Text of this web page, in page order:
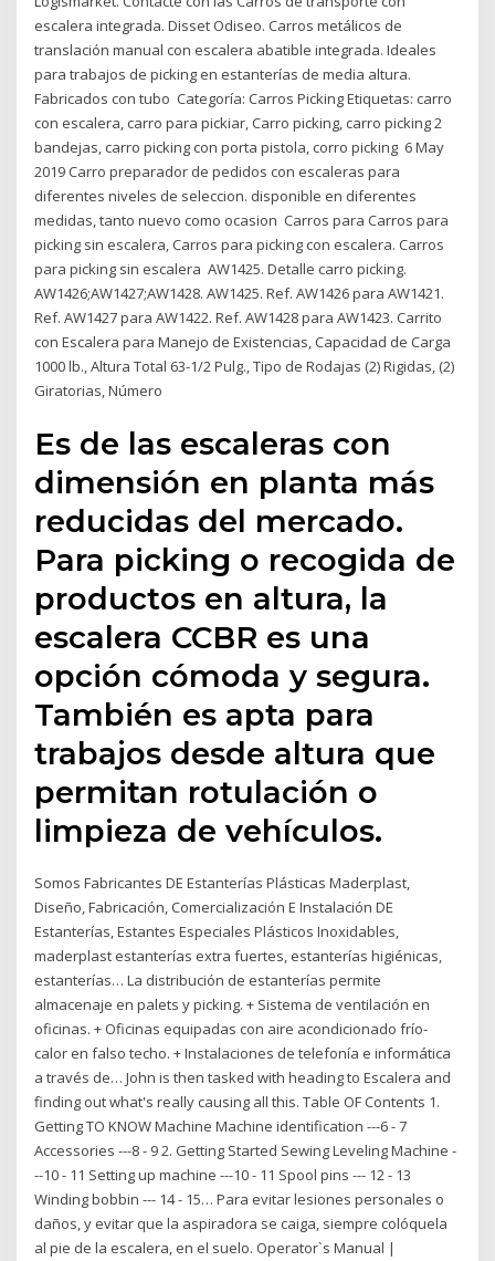
escalera integrada. Disset Odiseo. Carros metálicos de
translación manual con escalera abatible integrada. Ideales
para trabajos de picking en estanterías de media altura.
Fabricados con tubo Categoría: Carros Picking Etiquetas: carro
con escalera, carro para pickiar, Carro picking, carro picking 2
bandejas, carro picking con porta pistola, corro picking 6 May
2019 Carro preparador de pedidos con escaleras para
diferentes niveles de seleccion. disponible en diferentes
medidas, tanto nuevo como ocasion Carros para Carros para
picking sin escalera, Carros para picking con escalera. Carros
para picking sin escalera AW1425. Detalle carro picking.
AW1426;AW1427;AW1428. AW1425. Ref. AW1426 para AW1421.
Ref. AW1427 para AW1422. Ref. AW1428 para AW1423. Carrito
con Escalera para Manejo de Existencias, Capacidad de Carga
1000 lb., Altura Total 63-1/2 Pulg., Tipo de Rodajas (2) Rigidas, (2)
Giratorias, Número
Es de las escaleras con
dimensión en planta más
reducidas del mercado.
Para picking o recogida de
productos en altura, la
escalera CCBR es una
opción cómoda y segura.
También es apta para
trabajos desde altura que
permitan rotulación o
limpieza de vehículos.
Somos Fabricantes DE Estanterías Plásticas Maderplast,
Diseño, Fabricación, Comercialización E Instalación DE
Estanterías, Estantes Especiales Plásticos Inoxidables,
maderplast estanterías extra fuertes, estanterías higiénicas,
estanterías… La distribución de estanterías permite
almacenaje en palets y picking. + Sistema de ventilación en
oficinas. + Oficinas equipadas con aire acondicionado frío-
calor en falso techo. + Instalaciones de telefonía e informática
a través de… John is then tasked with heading to Escalera and
finding out what's really causing all this. Table OF Contents 1.
Getting TO KNOW Machine Machine identification ---6 - 7
Accessories ---8 - 9 2. Getting Started Sewing Leveling Machine -
--10 - 11 Setting up machine ---10 - 11 Spool pins --- 12 - 13
Winding bobbin --- 14 - 15… Para evitar lesiones personales o
daños, y evitar que la aspiradora se caiga, siempre colóquela
al pie de la escalera, en el suelo. Operator`s Manual |